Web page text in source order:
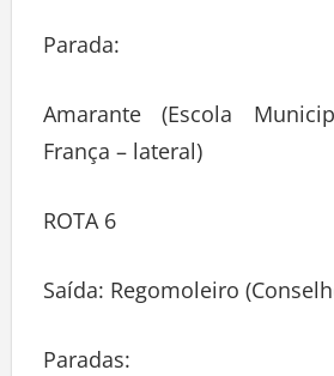
Parada:
Amarante (Escola
França – lateral)
ROTA 6
Saída: Regomoleiro
Paradas: